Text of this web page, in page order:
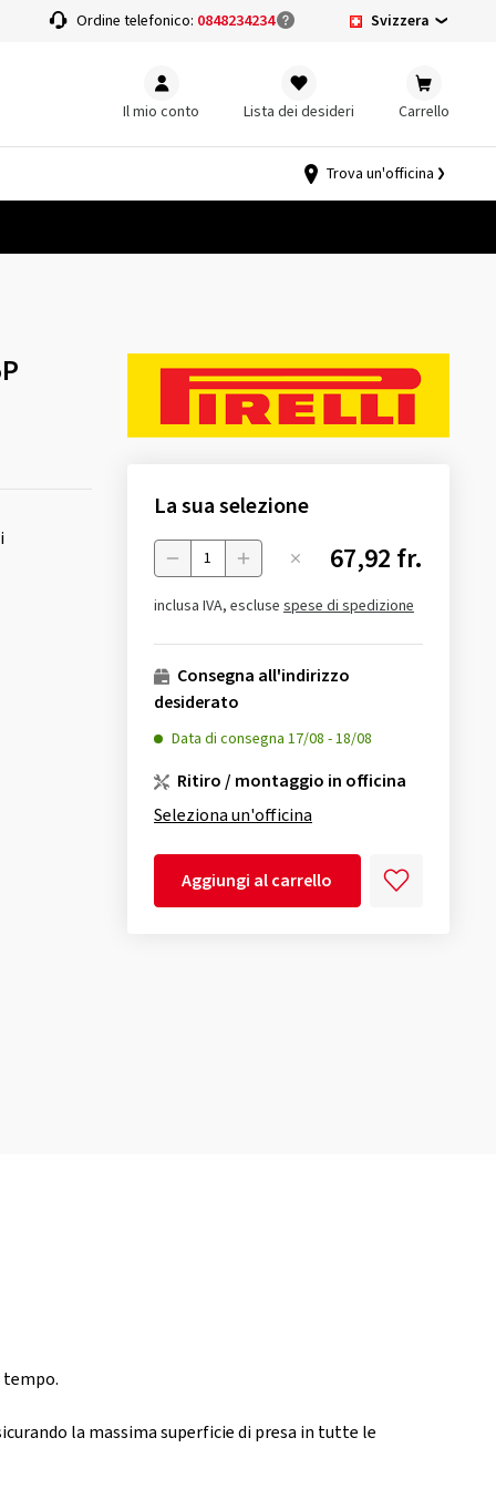
Ordine telefonico: 0848234234 Svizzera
Il mio conto Lista dei desideri Carrello
Trova un'officina
La sua selezione
Menge 67,92 fr.
inclusa IVA, escluse spese di spedizione
Consegna all'indirizzo
desiderato
Data di consegna 17/08 -18/08
Ritiro / montaggio in officina
Seleziona un'officina
Aggiungi al carrello
la massima superficie di presa in tutte le